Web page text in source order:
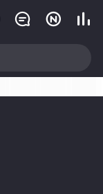
  